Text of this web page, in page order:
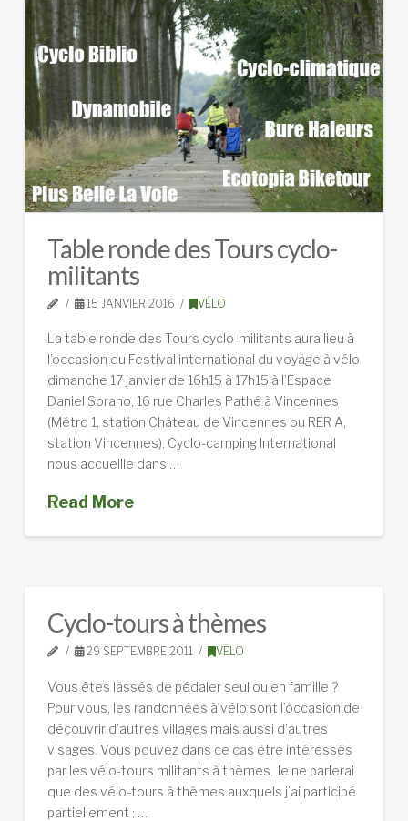
Table ronde des Tours cyclo-
militants
15 JANVIER 2016 VÉLO
La table ronde des Tours cyclo-militants aura lieu à
l’occasion du Festival international du voyage à vélo
dimanche 17 janvier de 16h15 à 17h15 à l’Espace
Daniel Sorano, 16 rue Charles Pathé à Vincennes
(Métro 1, station Château de Vincennes ou RER A,
station Vincennes). Cyclo-camping International
nous accueille dans …
Read More
Cyclo-tours à thèmes
29 SEPTEMBRE 2011 VÉLO
Vous êtes lassés de pédaler seul ou en famille ?
Pour vous, les randonnées à vélo sont l’occasion de
découvrir d’autres villages mais aussi d’autres
visages. Vous pouvez dans ce cas être intéressés
par les vélo-tours militants à thèmes. Je ne parlerai
que des vélo-tours à thèmes auxquels j’ai participé
partiellement : …